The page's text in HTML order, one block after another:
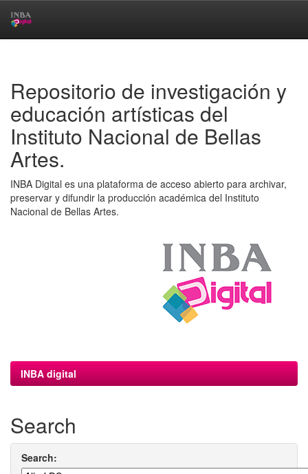
Repositorio de investigación y
educación artísticas del
Instituto Nacional de Bellas
Artes.
INBA Digital es una plataforma de acceso abierto para archivar,
preservar y difundir la producción académica del Instituto
Nacional de Bellas Artes.
INBA digital
Search
Search: